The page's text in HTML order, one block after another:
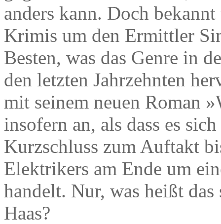
anders kann. Doch
Krimis um den Ermittler
Besten, was das Genre in
den letzten Jahrzehnten
mit seinem neuen Roman
insofern an, als dass es
Kurzschluss zum Auftakt
Elektrikers am Ende um
handelt. Nur, was heißt
Haas?